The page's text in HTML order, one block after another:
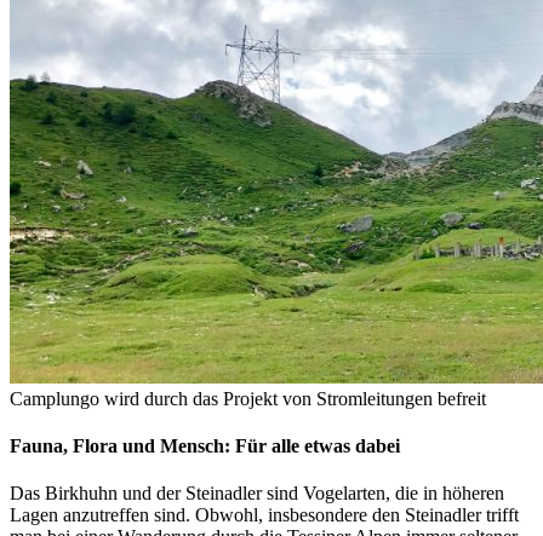
Camplungo wird durch das Projekt von Stromleitungen befreit
Fauna, Flora und Mensch: Für alle etwas dabei
Das Birkhuhn und der Steinadler sind Vogelarten, die in höheren
Lagen anzutreffen sind. Obwohl, insbesondere den Steinadler trifft